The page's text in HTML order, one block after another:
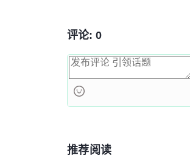
评论: 0
推荐阅读